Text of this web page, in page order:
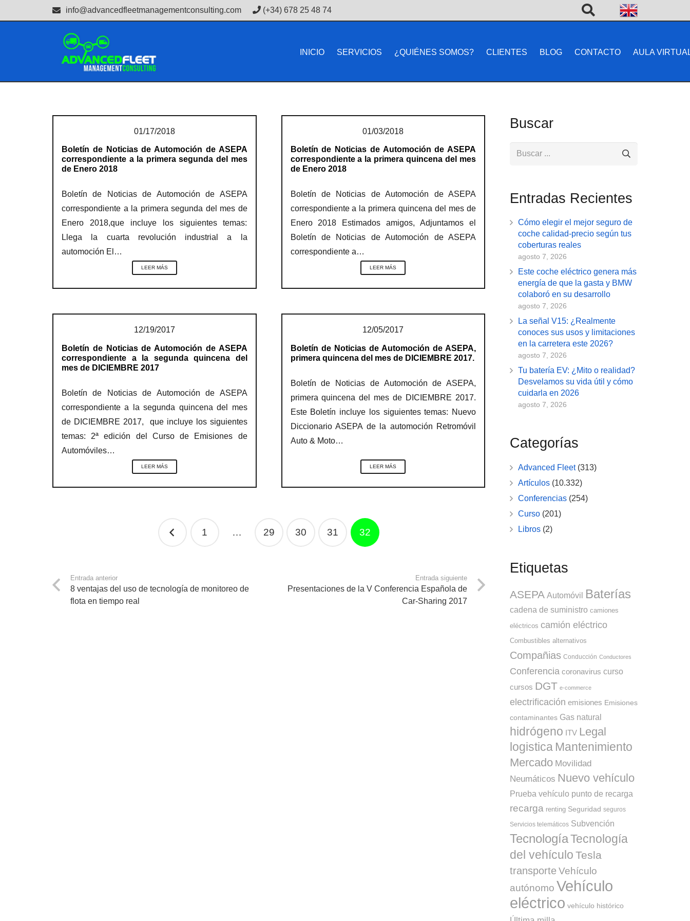
info@advancedfleetmanagementconsulting.com (+34) 678 25 48 74
INICIO SERVICIOS ¿QUIÉNES SOMOS? CLIENTES BLOG CONTACTO AULA
01/17/2018
Boletín de Noticias de Automoción de ASEPA
correspondiente a la primera segunda del mes
de Enero 2018
Boletín de Noticias de Automoción de ASEPA
correspondiente a la primera segunda del mes de
Enero 2018,que incluye los siguientes temas:
Llega la cuarta revolución industrial a la
automoción El…
LEER MÁS
01/03/2018
Boletín de Noticias de Automoción de ASEPA
correspondiente a la primera quincena del mes
de Enero 2018
Boletín de Noticias de Automoción de ASEPA
correspondiente a la primera quincena del mes de
Enero 2018 Estimados amigos, Adjuntamos el
Boletín de Noticias de Automoción de ASEPA
correspondiente a…
LEER MÁS
12/19/2017
Boletín de Noticias de Automoción de ASEPA
correspondiente a la segunda quincena del
mes de DICIEMBRE 2017
Boletín de Noticias de Automoción de ASEPA
correspondiente a la segunda quincena del mes
de DICIEMBRE 2017, que incluye los siguientes
temas: 2ª edición del Curso de Emisiones de
Automóviles…
LEER MÁS
12/05/2017
Boletín de Noticias de Automoción de ASEPA,
primera quincena del mes de DICIEMBRE 2017.
Boletín de Noticias de Automoción de ASEPA,
primera quincena del mes de DICIEMBRE 2017.
Este Boletín incluye los siguientes temas: Nuevo
Diccionario ASEPA de la automoción Retromóvil
Auto & Moto…
LEER MÁS
1 … 29 30 31 32
Entrada anterior
8 ventajas del uso de tecnología de monitoreo de
flota en tiempo real
Entrada siguiente
Presentaciones de la V Conferencia Española de
Car-Sharing 2017
Buscar
Entradas Recientes
Cómo elegir el mejor seguro de
coche calidad-precio según tus
coberturas reales
agosto 7, 2026
Este coche eléctrico genera más
energía de que la gasta y BMW
colaboró en su desarrollo
agosto 7, 2026
La señal V15: ¿Realmente
conoces sus usos y limitaciones
en la carretera este 2026?
agosto 7, 2026
Tu batería EV: ¿Mito o realidad?
Desvelamos su vida útil y cómo
cuidarla en 2026
agosto 7, 2026
Categorías
Advanced Fleet(313)
Artículos (10.332)
Conferencias (254)
Curso (201)
Libros (2)
Etiquetas
ASEPA Automóvil Baterías
cadena de suministro camiones
eléctricos camión eléctrico
Combustibles alternativos
Compañias Conducción Conductores
Conferencia coronavirus curso
cursos DGT e-commerce
electrificación emisiones Emisiones
contaminantes Gas natural
hidrógeno ITV Legal
logistica Mantenimiento
Mercado Movilidad
Neumáticos Nuevo vehículo
Prueba vehículo punto de recarga
recarga renting Seguridad seguros
Servicios telemáticos Subvención
TecnologíaTecnología
del vehículo Tesla
transporte Vehículo
autónomo Vehículo
eléctrico vehículo histórico